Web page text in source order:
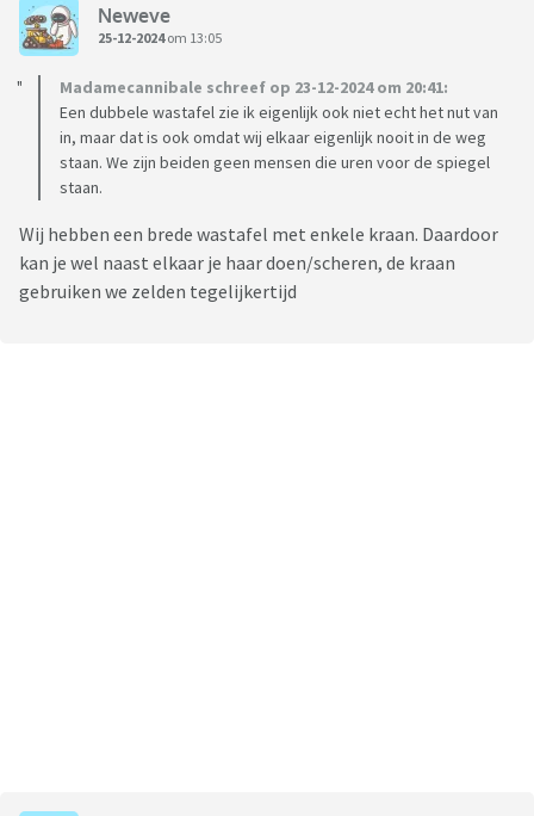
Neweve
25-12-2024om 13:05
Madamecannibale schreef op 23-12-2024 om 20:41:
Een dubbele wastafel zie ik eigenlijk ook niet echt het nut van
in, maar dat is ook omdat wij elkaar eigenlijk nooit in de weg
staan. We zijn beiden geen mensen die uren voor de spiegel
staan.
Wij hebben een brede wastafel met enkele kraan. Daardoor
kan je wel naast elkaar je haar doen/scheren, de kraan
gebruiken we zelden tegelijkertijd